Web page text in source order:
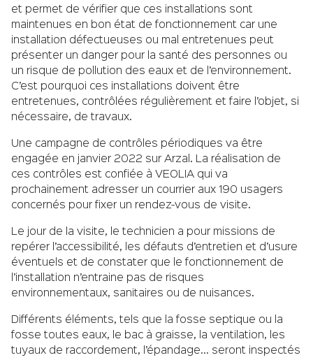
et permet de vérifier que ces installations sont
maintenues en bon état de fonctionnement car une
installation défectueuses ou mal entretenues peut
présenter un danger pour la santé des personnes ou
un risque de pollution des eaux et de l’environnement.
C’est pourquoi ces installations doivent être
entretenues, contrôlées régulièrement et faire l’objet, si
nécessaire, de travaux.
Une campagne de contrôles périodiques va être
engagée en janvier 2022 sur Arzal. La réalisation de
ces contrôles est confiée à VEOLIA qui va
prochainement adresser un courrier aux 190 usagers
concernés pour fixer un rendez-vous de visite.
Le jour de la visite, le technicien a pour missions de
repérer l’accessibilité, les défauts d’entretien et d’usure
éventuels et de constater que le fonctionnement de
l’installation n’entraine pas de risques
environnementaux, sanitaires ou de nuisances.
Différents éléments, tels que la fosse septique ou la
fosse toutes eaux, le bac à graisse, la ventilation, les
tuyaux de raccordement, l’épandage… seront inspectés